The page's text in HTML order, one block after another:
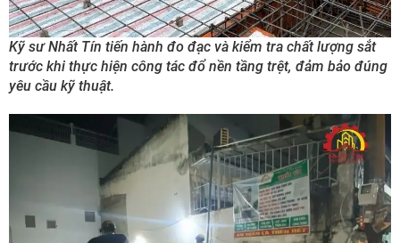
Kỹ sư Nhất Tín tiến hành đo đạc và kiểm tra chất lượng sắt
trước khi thực hiện công tác đổ nền tầng trệt, đảm bảo đúng
yêu cầu kỹ thuật.